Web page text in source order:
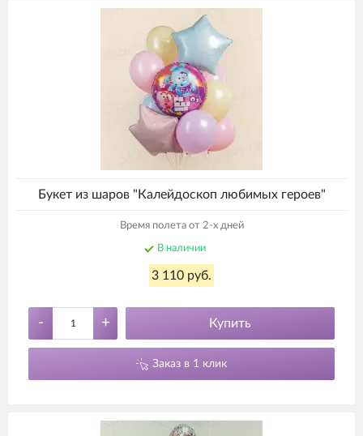
Букет из шаров "Калейдоскоп любимых героев"
Время полета от 2-х дней
В наличии
3 110 руб.
- + Купить
Заказ в 1 клик